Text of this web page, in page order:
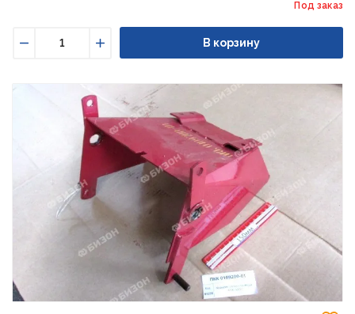
Под заказ
Увеличить
В корзину